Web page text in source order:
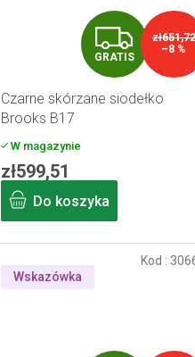
G
R
A
GRATIS
zł651,72
–8 %
Czarne skórzane siodełko
Brooks B17
W magazynie
zł599,51
Do koszyka
Wskazówka
Kod :